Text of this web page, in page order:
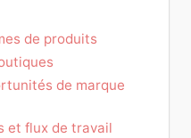
de produits
de marque
et flux de travail